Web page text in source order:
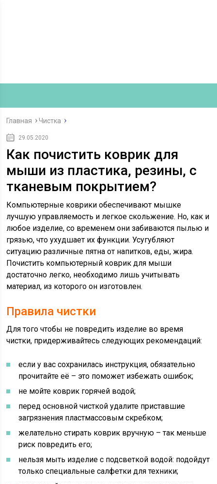
Главная Чистка
29.05.2020
Как почистить коврик для
мыши из пластика, резины, с
тканевым покрытием?
Компьютерные коврики обеспечивают мышке
лучшую управляемость и легкое скольжение. Но, как и
любое изделие, со временем они забиваются пылью и
грязью, что ухудшает их функции. Усугубляют
ситуацию различные пятна от напитков, еды, жира.
Почистить компьютерный коврик для мыши
достаточно легко, необходимо лишь учитывать
материал, из которого он изготовлен.
Правила чистки
Для того чтобы не повредить изделие во время
чистки, придерживайтесь следующих рекомендаций:
если у вас сохранилась инструкция, обязательно
прочитайте её – это поможет избежать ошибок;
не мойте коврик горячей водой;
перед основной чисткой удалите приставшие
загрязнения пластмассовым скребком;
желательно стирать коврик вручную – так меньше
риск повредить его;
нельзя мыть изделие с подсветкой водой: подойдут
только специальные салфетки для техники;